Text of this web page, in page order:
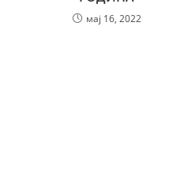
мај 16, 2022